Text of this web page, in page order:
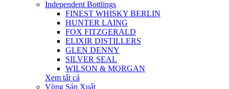
Independent Bottlings
FINEST WHISKY BERLIN
HUNTER LAING
FOX FITZGERALD
ELIXIR DISTILLERS
GLEN DENNY
SILVER SEAL
WILSON & MORGAN
Xem tất cả
Vùng Sản Xuất